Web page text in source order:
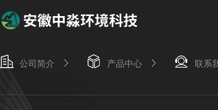
公司简介 产品中心 联系